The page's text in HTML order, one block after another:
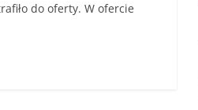
do oferty. W ofercie